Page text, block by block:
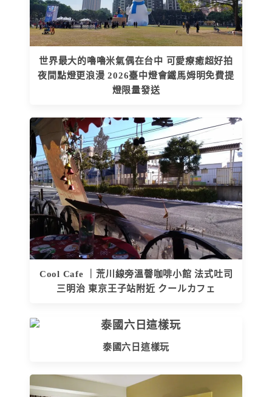
世界最大的嚕嚕米氣偶在台中 可愛療癒超好拍
夜間點燈更浪漫 2026臺中燈會鐵馬姆明免費提
燈限量發送
Cool Cafe ｜荒川線旁溫韾咖啡小館 法式吐司
三明治 東京王子站附近 クールカフェ
泰國六日這樣玩